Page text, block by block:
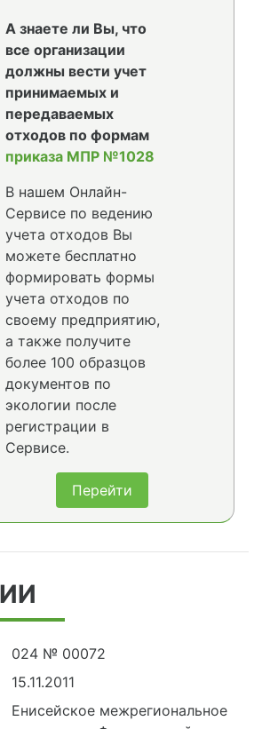
А знаете ли Вы, что
все организации
должны вести учет
принимаемых и
передаваемых
отходов по формам
приказа МПР №1028
В нашем Онлайн-
Сервисе по ведению
учета отходов Вы
можете бесплатно
формировать формы
учета отходов по
своему предприятию,
а также получите
более 100 образцов
документов по
экологии после
регистрации в
Сервисе.
Перейти
024 № 00072
15.11.2011
Енисейское межрегиональное